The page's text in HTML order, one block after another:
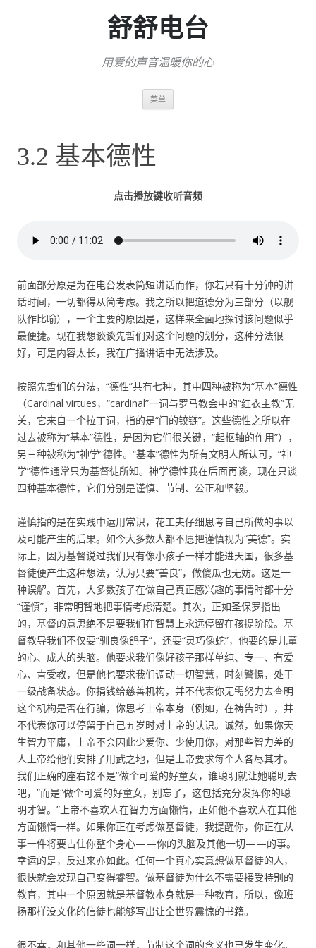
舒舒电台
用爱的声音温暖你的心
菜单
3.2 基本德性
点击播放键收听音频
前面部分原是为在电台发表简短讲话而作，你若只有十分钟的讲
话时间，一切都得从简考虑。我之所以把道德分为三部分（以舰
队作比喻），一个主要的原因是，这样来全面地探讨该问题似乎
最便捷。现在我想谈谈先哲们对这个问题的划分，这种分法很
好，可是内容太长，我在广播讲话中无法涉及。
按照先哲们的分法，“德性”共有七种，其中四种被称为“基本”德性
（Cardinal virtues，“cardinal”一词与罗马教会中的“红衣主教”无
关，它来自一个拉丁词，指的是“门的铰链”。这些德性之所以在
过去被称为“基本”德性，是因为它们很关键，“起枢轴的作用”），
另三种被称为“神学”德性。“基本”德性为所有文明人所认可，“神
学”德性通常只为基督徒所知。神学德性我在后面再谈，现在只谈
四种基本德性，它们分别是谨慎、节制、公正和坚毅。
谨慎指的是在实践中运用常识，花工夫仔细思考自己所做的事以
及可能产生的后果。如今大多数人都不愿把谨慎视为“美德”。实
际上，因为基督说过我们只有像小孩子一样才能进天国，很多基
督徒便产生这种想法，认为只要“善良”，做傻瓜也无妨。这是一
种误解。首先，大多数孩子在做自己真正感兴趣的事情时都十分
“谨慎”，非常明智地把事情考虑清楚。其次，正如圣保罗指出
的，基督的意思绝不是要我们在智慧上永远停留在孩提阶段。基
督教导我们不仅要“驯良像鸽子”，还要“灵巧像蛇”，他要的是儿童
的心、成人的头脑。他要求我们像好孩子那样单纯、专一、有爱
心、肯受教，但是他也要求我们调动一切智慧，时刻警惕，处于
一级战备状态。你捐钱给慈善机构，并不代表你无需努力去查明
这个机构是否在行骗，你思考上帝本身（例如，在祷告时），并
不代表你可以停留于自己五岁时对上帝的认识。诚然，如果你天
生智力平庸，上帝不会因此少爱你、少使用你，对那些智力差的
人上帝给他们安排了用武之地，但是上帝要求每个人各尽其才。
我们正确的座右铭不是“做个可爱的好童女，谁聪明就让她聪明去
吧，”而是“做个可爱的好童女，别忘了，这包括充分发挥你的聪
明才智。”上帝不喜欢人在智力方面懒惰，正如他不喜欢人在其他
方面懒惰一样。如果你正在考虑做基督徒，我提醒你，你正在从
事一件将要占住你整个身心——你的头脑及其他一切——的事。
幸运的是，反过来亦如此。任何一个真心实意想做基督徒的人，
很快就会发现自己变得睿智。做基督徒为什么不需要接受特别的
教育，其中一个原因就是基督教本身就是一种教育，所以，像班
扬那样没文化的信徒也能够写出让全世界震惊的书籍。
很不幸，和其他一些词一样，节制这个词的含义也已发生变化。